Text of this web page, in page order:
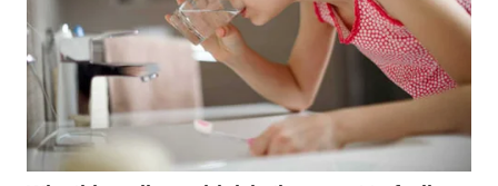
NIAS
WN
LANGKAT
WN